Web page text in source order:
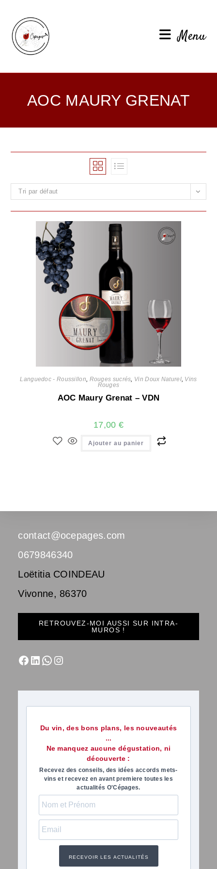
Menu
AOC MAURY GRENAT
Tri par défaut
Languedoc - Roussillon, Rouges sucrés, Vin Doux Naturel, Vins
Rouges
AOC Maury Grenat – VDN
17,00 €
Ajouter au panier
contact@ocepages.com
0679846340
Loëtitia COINDEAU
Vivonne, 86370
RETROUVEZ-MOI AUSSI SUR INTRA-
MUROS !
Du vin, des bons plans, les nouveautés
...
Ne manquez aucune dégustation, ni
découverte :
Recevez des conseils, des idées accords mets-
vins et recevez en avant premiere toutes les
actualités O'Cépages.
RECEVOIR LES ACTUALITÉS